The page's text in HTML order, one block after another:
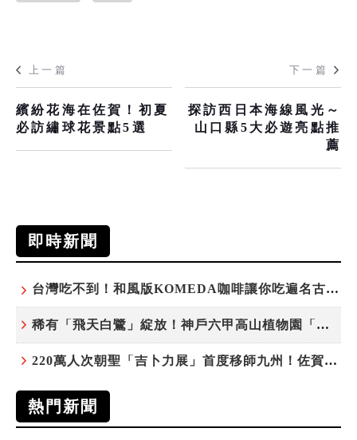
上一篇
繽紛花海在佐賀！初夏
必訪繡球花景點5選
下一篇
探訪西日本海線風光～
山口縣5大必遊亮點推
薦
即時新聞
台灣吃不到！和風版KOMEDA咖啡讓你吃遍名古屋在地美食
稀有「飛天白鷺」綻放！神戶六甲高山植物園「鷺草」珍貴現身
220萬人次朝聖「吉卜力展」首度移師九州！佐賀站早鳥平日套票8/10搶先開賣
熱門新聞